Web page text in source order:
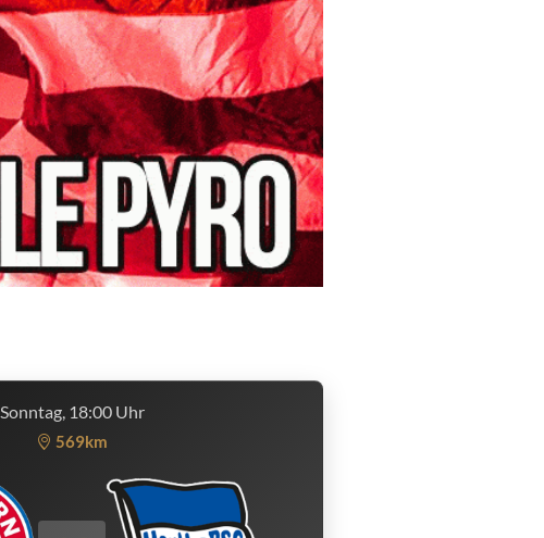
Sonntag, 18:00 Uhr
569km